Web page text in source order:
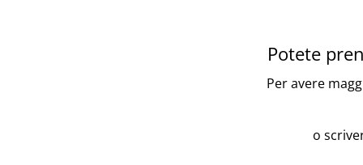
Potete
Per avere
o